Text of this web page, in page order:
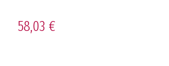
58,03 €